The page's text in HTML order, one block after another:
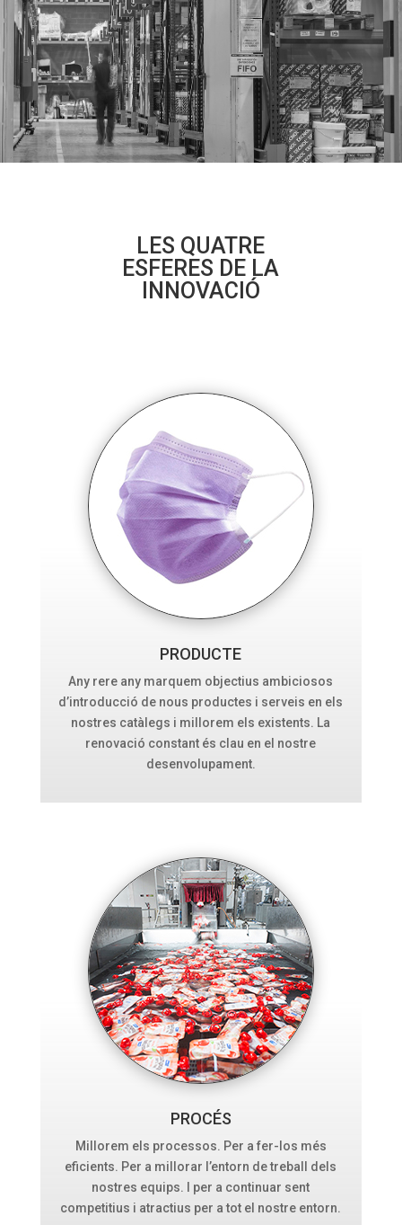
LES QUATRE
ESFERES DE LA
INNOVACIÓ
PRODUCTE
Any rere any marquem objectius ambiciosos
d’introducció de nous productes i serveis en els
nostres catàlegs i millorem els existents. La
renovació constant és clau en el nostre
desenvolupament.
PROCÉS
Millorem els processos. Per a fer-los més
eficients. Per a millorar l’entorn de treball dels
nostres equips. I per a continuar sent
competitius i atractius per a tot el nostre entorn.